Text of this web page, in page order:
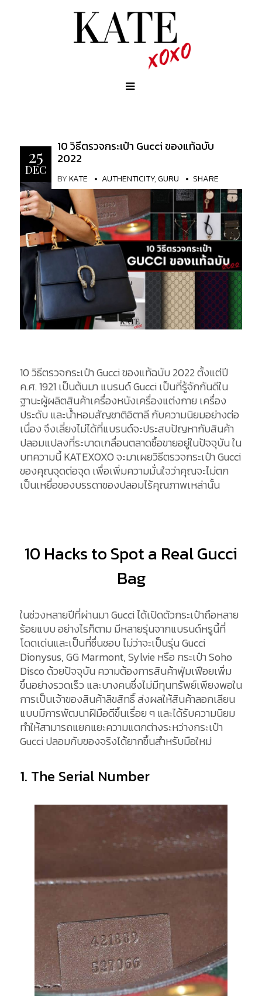
25
DEC
10 วิธีตรวจกระเป๋า Gucci ของแท้ฉบับ
2022
BYKATE AUTHENTICITY,GURU SHARE
10 วิธีตรวจกระเป๋า Gucci ของแท้ฉบับ 2022 ตั้งแต่ปี
ค.ศ. 1921 เป็นต้นมา แบรนด์ Gucci เป็นที่รู้จักกันดีใน
ฐานะผู้ผลิตสินค้าเครื่องหนังเครื่องแต่งกาย เครื่อง
ประดับ และน้ำหอมสัญชาติอิตาลี กับความนิยมอย่างต่อ
เนื่อง จึงเลี่ยงไม่ได้ที่แบรนด์จะประสบปัญหากับสินค้า
ปลอมแปลงที่ระบาดเกลื่อนตลาดซื้อขายอยู่ในปัจจุบัน ใน
บทความนี้ KATEXOXO จะมาเผยวิธีตรวจกระเป๋า Gucci
ของคุณจุดต่อจุด เพื่อเพิ่มความมั่นใจว่าคุณจะไม่ตก
เป็นเหยื่อของบรรดาของปลอมไร้คุณภาพเหล่านั้น
10 Hacks to Spot a Real Gucci
Bag
ในช่วงหลายปีที่ผ่านมา Gucci ได้เปิดตัวกระเป๋าถือหลาย
ร้อยแบบ อย่างไรก็ตาม มีหลายรุ่นจากแบรนด์หรูนี้ที่
โดดเด่นและเป็นที่ชื่นชอบ ไม่ว่าจะเป็นรุ่น Gucci
Dionysus, GG Marmont, Sylvie หรือ กระเป๋า Soho
Disco ด้วยปัจจุบัน ความต้องการสินค้าฟุ่มเฟือยเพิ่ม
ขึ้นอย่างรวดเร็ว และบางคนซึ่งไม่มีทุนทรัพย์เพียงพอใน
การเป็นเจ้าของสินค้าลิขสิทธิ์ ส่งผลให้สินค้าลอกเลียน
แบบมีการพัฒนาฝีมือดีขึ้นเรื่อย ๆ และได้รับความนิยม
ทำให้สามารถแยกแยะความแตกต่างระหว่างกระเป๋า
Gucci ปลอมกับของจริงได้ยากขึ้นสำหรับมือใหม่
1. The Serial Number